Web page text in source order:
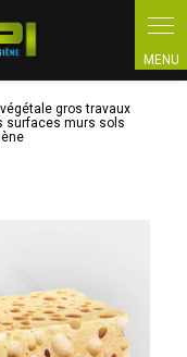
végétale gros travaux
surfaces murs sols